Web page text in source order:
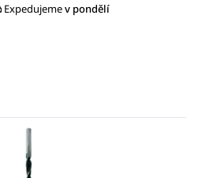
Expedujemev pondělí